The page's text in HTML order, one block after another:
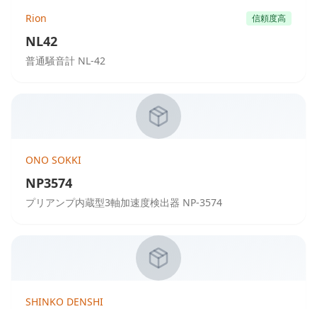
Rion 信頼度高
NL42
普通騒音計 NL-42
ONO SOKKI
NP3574
プリアンプ内蔵型3軸加速度検出器 NP-3574
SHINKO DENSHI